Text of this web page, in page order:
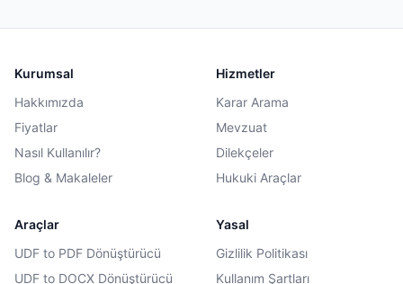
Kurumsal
Hakkımızda
Fiyatlar
Nasıl Kullanılır?
Blog & Makaleler
Hizmetler
Karar Arama
Mevzuat
Dilekçeler
Hukuki Araçlar
Araçlar
UDF to PDF Dönüştürücü
UDF to DOCX Dönüştürücü
Yasal
Gizlilik Politikası
Kullanım Şartları